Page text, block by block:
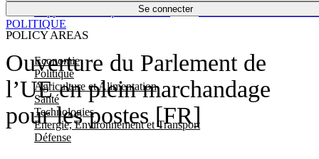
Se connecter
POLICY AREAS
Economie
Politique
Agriculture et Alimentation
Santé
Technologies
Energie, Environnement et Transport
Défense
Économie
Ouverture du Parlement de
l’UE en plein marchandage
pour les postes [FR]
POLITIQUE